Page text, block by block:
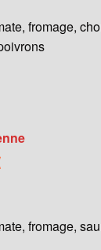
fromage,
fromage,